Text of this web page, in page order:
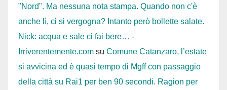
"Nord". Ma nessuna nota stampa. Quando non c'è
anche lì, ci si vergogna? Intanto però bollette salate.
Nick: acqua e sale ci fai bere… -
Irriverentemente.com su Comune Catanzaro, l’estate
si avvicina ed è quasi tempo di Mgff con passaggio
della città su Rai1 per ben 90 secondi. Ragion per